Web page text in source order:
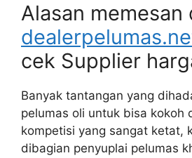
Alasan memesan
cek Supplier
Banyak tantangan yang
pelumas oli untuk bisa kokoh
kompetisi yang sangat ketat,
dibagian penyuplai pelumas